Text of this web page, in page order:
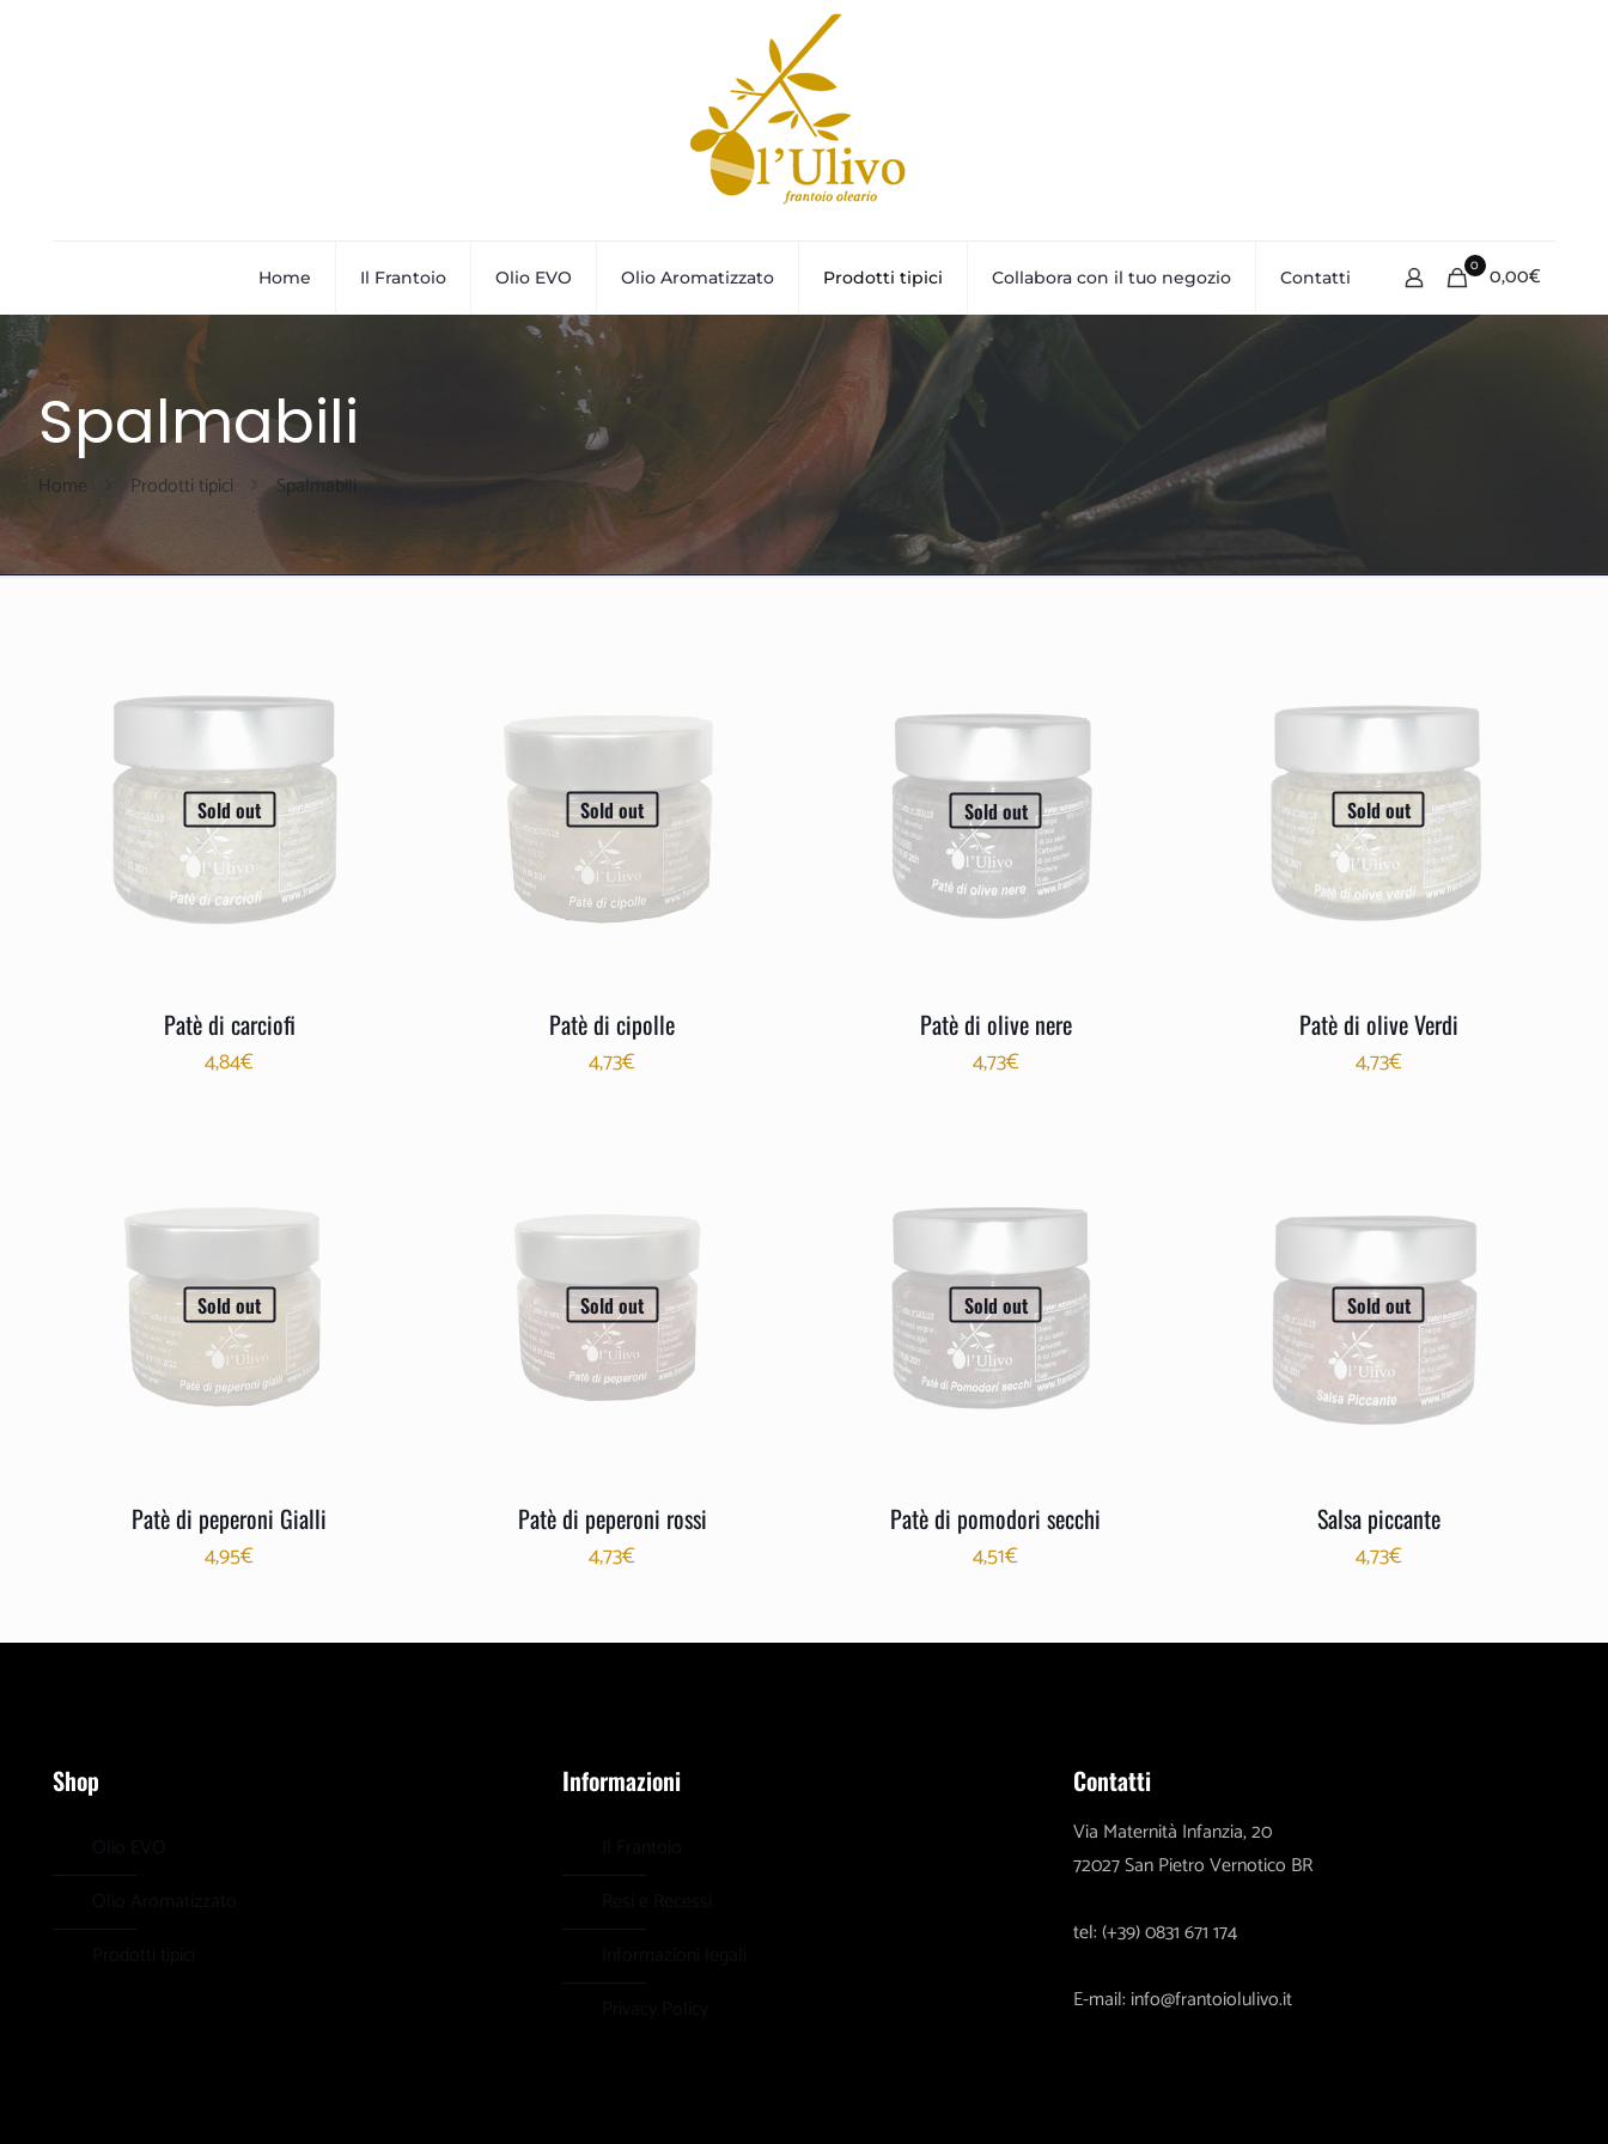
Home Il Frantoio Olio EVO Olio Aromatizzato Prodotti tipici Collabora con il tuo negozio Contatti
0 0,00€
Spalmabili
Home Prodotti tipici Spalmabili
Sold out
Patè di carciofi
4,84€
Sold out
Patè di cipolle
4,73€
Sold out
Patè di olive nere
4,73€
Sold out
Patè di olive Verdi
4,73€
Sold out
Patè di peperoni Gialli
4,95€
Sold out
Patè di peperoni rossi
4,73€
Sold out
Patè di pomodori secchi
4,51€
Sold out
Salsa piccante
4,73€
Shop Informazioni Contatti
Via Maternità Infanzia, 20
72027 San Pietro Vernotico BR
tel: (+39) 0831 671 174
E-mail: info@frantoiolulivo.it